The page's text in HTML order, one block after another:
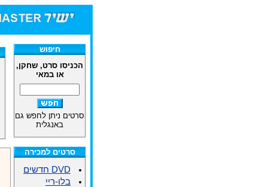
חיפוש
הכניסו סרט, שחקן,
או במאי
סרטים ניתן לחפש גם
באנגלית
סרטים למכירה
DVD חדשים
בלו-ריי